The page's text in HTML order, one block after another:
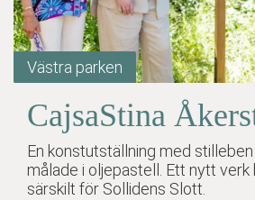
Västra parken
CajsaStina
En konstutställning med
målade i oljepastell. Ett nytt verk
särskilt för Sollidens Slott.